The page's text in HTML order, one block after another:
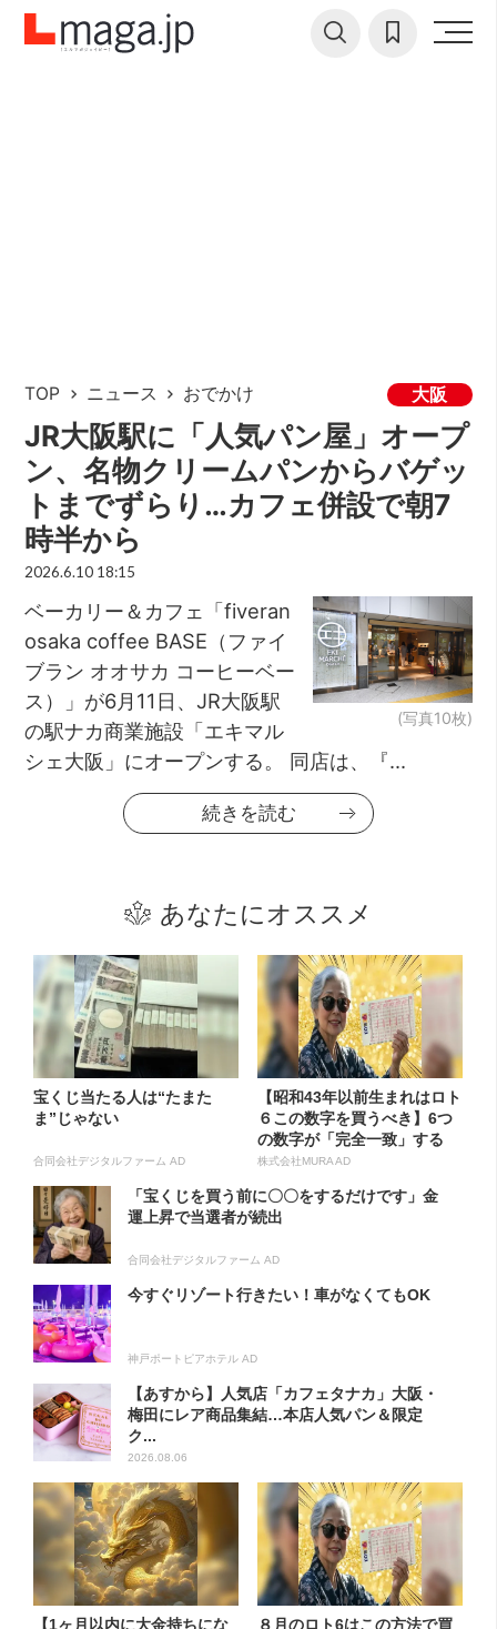
TOP ニュース おでかけ 大阪
JR大阪駅に「人気パン屋」オープ
ン、名物クリームパンからバゲッ
トまでずらり…カフェ併設で朝7
時半から
2026.6.10 18:15
(写真10枚)
ベーカリー＆カフェ「fiveran
osaka coffee BASE（ファイ
ブラン オオサカ コーヒーベー
ス）」が6月11日、JR大阪駅
の駅ナカ商業施設「エキマル
シェ大阪」にオープンする。 同店は、『...
続きを読む
あなたにオススメ
宝くじ当たる人は“たまた
ま”じゃない
合同会社デジタルファーム AD
【昭和43年以前生まれはロト
６この数字を買うべき】6つ
の数字が「完全一致」する
方...
株式会社MURA AD
「宝くじを買う前に〇〇をするだけです」金
運上昇で当選者が続出
合同会社デジタルファーム AD
今すぐリゾート行きたい！車がなくてもOK
神戸ポートピアホテル AD
【あすから】人気店「カフェタナカ」大阪・
梅田にレア商品集結…本店人気パン＆限定
ク...
2026.08.06
【1ヶ月以内に大金持ちにな
８月のロト6はこの方法で買